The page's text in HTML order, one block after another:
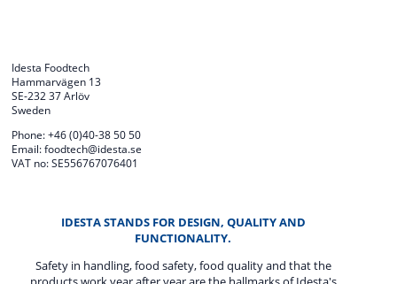
Idesta Foodtech
Hammarvägen 13
SE-232 37 Arlöv
Sweden
Phone: +46 (0)40-38 50 50
Email: foodtech@idesta.se
VAT no: SE556767076401
IDESTA STANDS FOR DESIGN, QUALITY AND
FUNCTIONALITY.
Safety in handling, food safety, food quality and that the